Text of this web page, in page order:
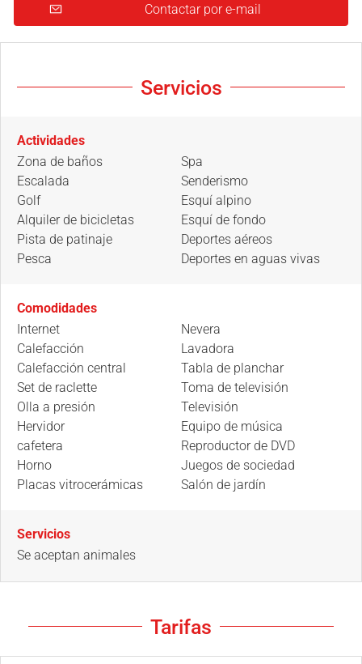
Contactar por e-mail
Servicios
Actividades
Zona de baños
Escalada
Golf
Alquiler de bicicletas
Pista de patinaje
Pesca
Spa
Senderismo
Esquí alpino
Esquí de fondo
Deportes aéreos
Deportes en aguas vivas
Comodidades
Internet
Calefacción
Calefacción central
Set de raclette
Olla a presión
Hervidor
cafetera
Horno
Placas vitrocerámicas
Nevera
Lavadora
Tabla de planchar
Toma de televisión
Televisión
Equipo de música
Reproductor de DVD
Juegos de sociedad
Salón de jardín
Servicios
Se aceptan animales
Tarifas